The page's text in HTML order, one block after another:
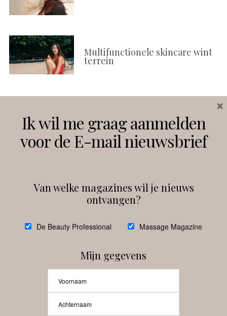
Multifunctionele skincare wint
terrein
Instagram Facebook
debeautyprofessional
Ik wil me graag aanmelden
voor de E-mail nieuwsbrief
Van welke magazines wil je nieuws
ontvangen?
De Beauty Professional Massage Magazine
Mijn gegevens
×